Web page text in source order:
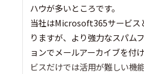
ハウが多いところです。
当社はMicrosoft365サービス
りますが、より強力なスパム
ョンでメールアーカイブを付
ビスだけでは活用が難しい機